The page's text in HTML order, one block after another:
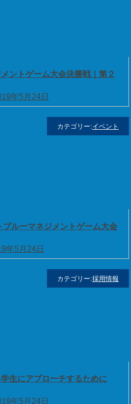
ントゲーム大会決勝戦｜第２
年5月24日
カテゴリー:イベント
ブルーマネジメントゲーム大会
年5月24日
カテゴリー:採用情報
生にアプローチするために
年5月24日